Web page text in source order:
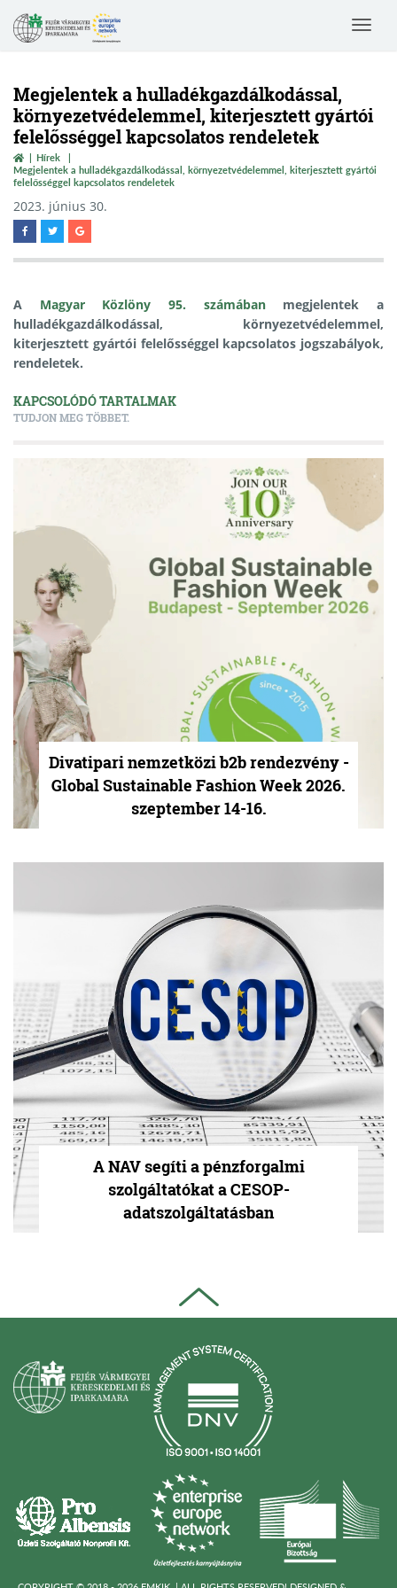
Toggle
Megjelentek a hulladékgazdálkodással,
környezetvédelemmel, kiterjesztett gyártói
felelősséggel kapcsolatos rendeletek
Hírek
Megjelentek a hulladékgazdálkodással, környezetvédelemmel, kiterjesztett gyártói
felelősséggel kapcsolatos rendeletek
2023. június 30.
A Magyar Közlöny 95. számábanmegjelentek a
hulladékgazdálkodással, környezetvédelemmel,
kiterjesztett gyártói felelősséggel kapcsolatos jogszabályok,
rendeletek.
KAPCSOLÓDÓ TARTALMAK
TUDJON MEG TÖBBET.
Divatipari nemzetközi b2b rendezvény -
Global Sustainable Fashion Week 2026.
szeptember 14-16.
A NAV segíti a pénzforgalmi
szolgáltatókat a CESOP-
adatszolgáltatásban